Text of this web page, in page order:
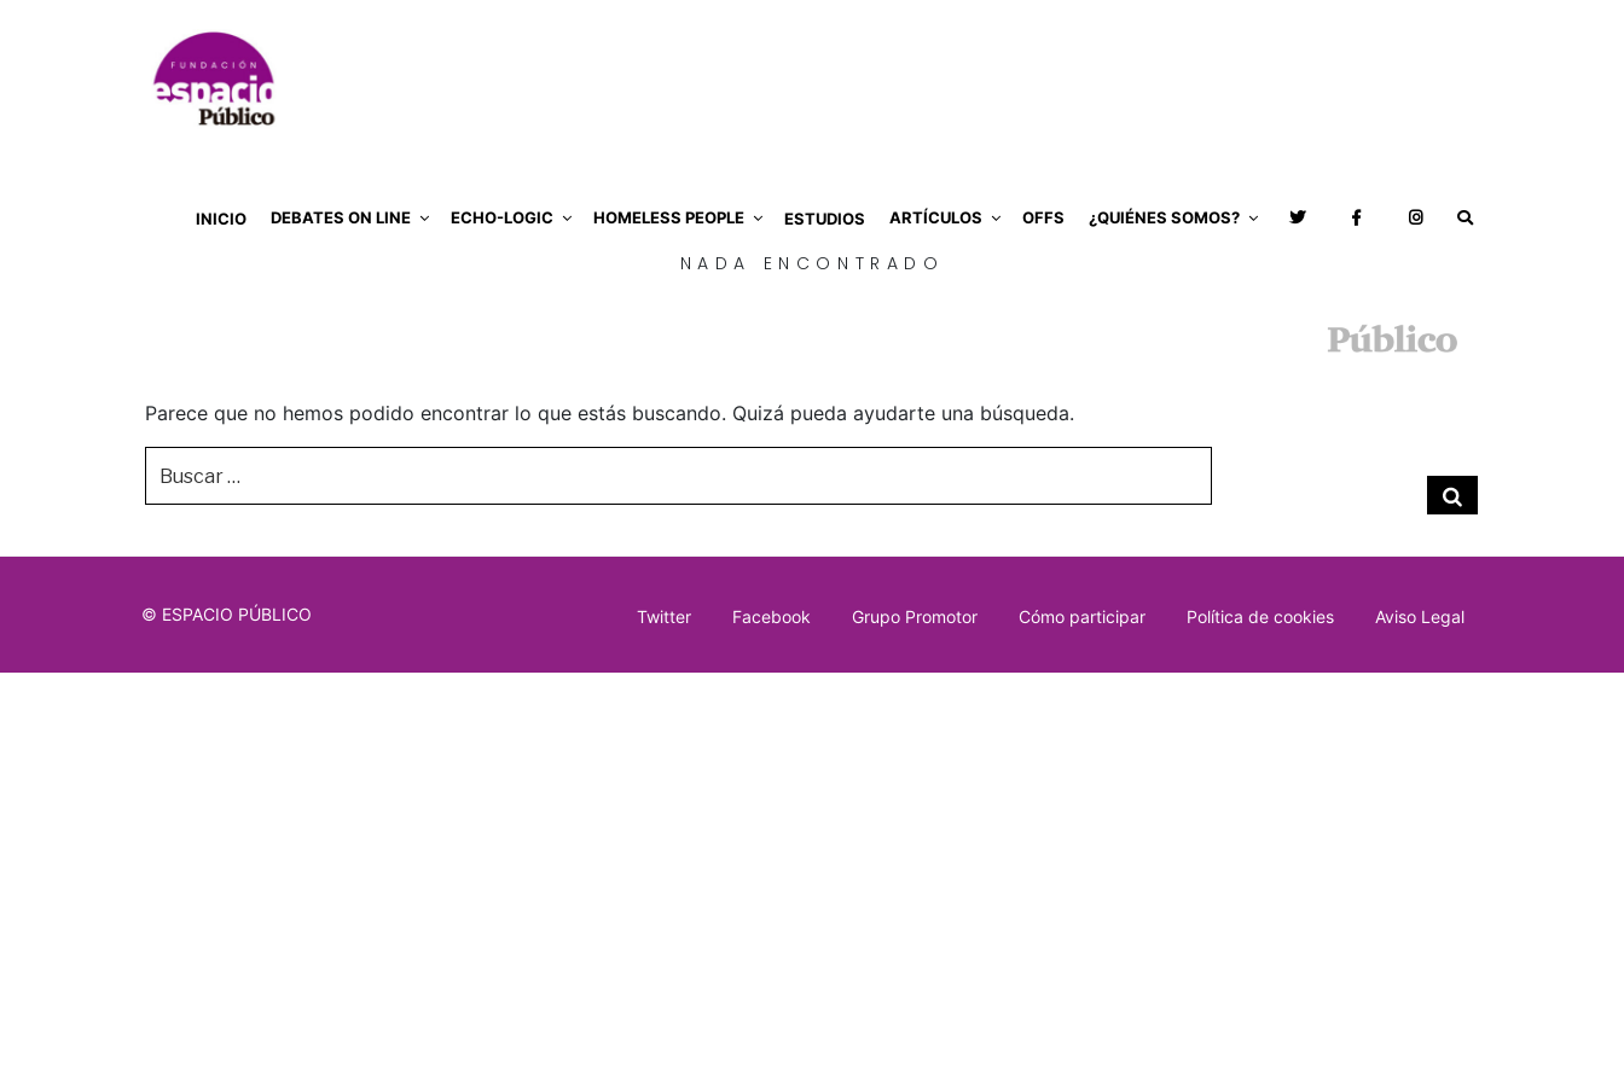
INICIO DEBATES ON LINE ECHO-LOGIC HOMELESS PEOPLE ESTUDIOS ARTÍCULOS OFFS ¿QUIÉNES SOMOS?
NADA ENCONTRADO
Parece que no hemos podido encontrar lo que estás buscando. Quizá pueda ayudarte una búsqueda.
por:
Buscar
© ESPACIO PÚBLICO Twitter Facebook Grupo Promotor Cómo participar Política de cookies Aviso Legal